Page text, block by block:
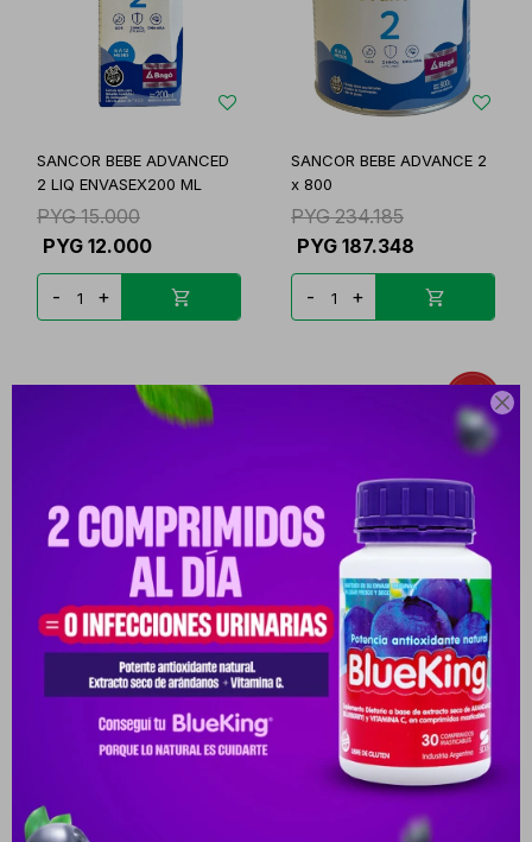

SANCOR BEBE ADVANCED
2 LIQ ENVASEX200 ML
PYG 15.000
PYG 12.000
- +
SANCOR BEBE ADVANCE 2
x 800
PYG 234.185
PYG 187.348
- +
NAN 2 OPTIPRO 6-12
MESES FR. X 800 GR.
170.000
BEBELAC GOLD 2 POLVO
FR. X 400 GR.
89.000
71.200
+